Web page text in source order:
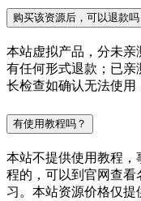
购买该资源后，可以退款吗
本站虚拟产品，分未
有任何形式退款；已
长检查如确认无法使用
有使用教程吗？
本站不提供使用教程
程的，可以到官网查看
习。本站资源价格仅